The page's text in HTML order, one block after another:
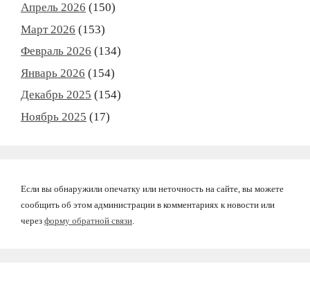
Апрель 2026 (150)
Март 2026 (153)
Февраль 2026 (134)
Январь 2026 (154)
Декабрь 2025 (154)
Ноябрь 2025 (17)
Если вы обнаружили опечатку или неточность на сайте, вы можете
сообщить об этом администрации в комментариях к новости или
через форму обратной связи